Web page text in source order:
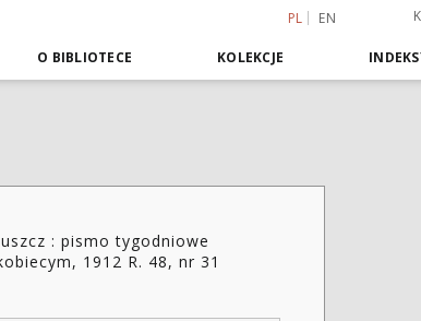
PL EN
O BIBLIOTECE KOLEKCJE
: pismo tygodniowe
1912 R. 48, nr 31